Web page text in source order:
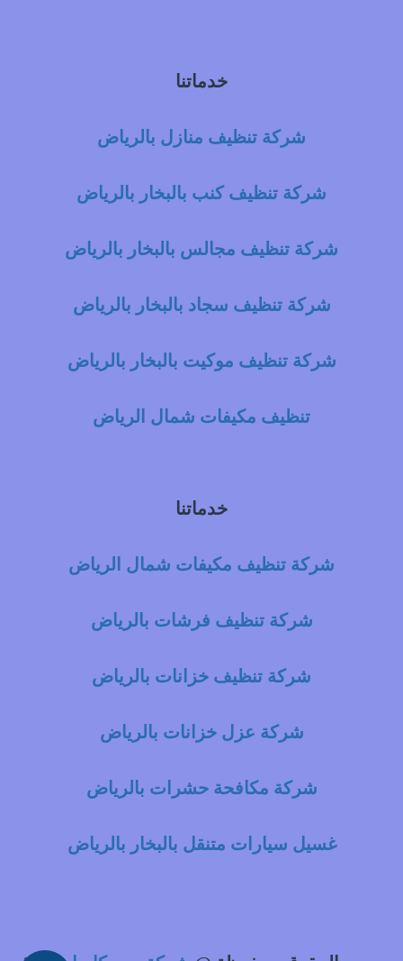
خدماتنا
شركة تنظيف منازل بالرياض
شركة تنظيف كنب بالبخار بالرياض
شركة تنظيف مجالس بالبخار بالرياض
شركة تنظيف سجاد بالبخار بالرياض
شركة تنظيف موكيت بالبخار بالرياض
تنظيف مكيفات شمال الرياض
خدماتنا
شركة تنظيف مكيفات شمال الرياض
شركة تنظيف فرشات بالرياض
شركة تنظيف خزانات بالرياض
شركة عزل خزانات بالرياض
شركة مكافحة حشرات بالرياض
غسيل سيارات متنقل بالبخار بالرياض